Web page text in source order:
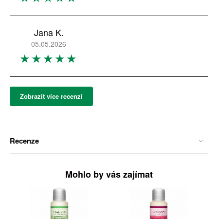
Jana K.
05.05.2026
Zobrazit více recenzí
Recenze
Mohlo by vás zajímat